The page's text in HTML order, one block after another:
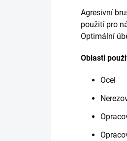
Agresivní
použití pro
Optimální
Oblasti
Ocel